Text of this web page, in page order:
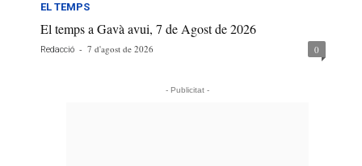
EL TEMPS
El temps a Gavà avui, 7 de Agost de 2026
Redacció - 7 d'agost de 2026 0
- Publicitat -